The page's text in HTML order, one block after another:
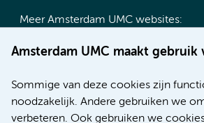
Amsterdam UMC maakt gebruik
Sommige van deze cookies zijn
noodzakelijk. Andere gebruiken we
verbeteren. Ook gebruiken we
Meer Amsterdam UMC websites:
Werken bij Amsterdam UMC
Nieuws
Research
Educatie locatie AMC